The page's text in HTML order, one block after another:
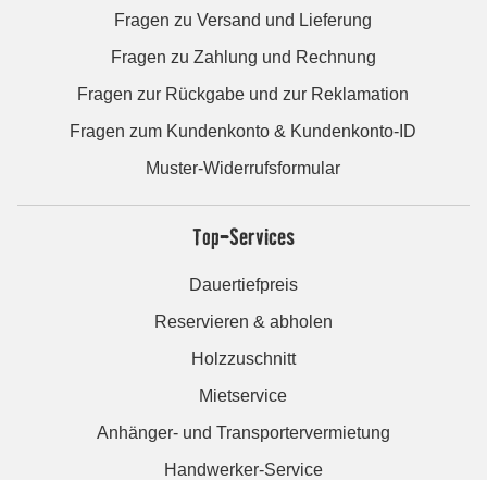
Fragen zu Versand und Lieferung
Fragen zu Zahlung und Rechnung
Fragen zur Rückgabe und zur Reklamation
Fragen zum Kundenkonto & Kundenkonto-ID
Muster-Widerrufsformular
Top-Services
Dauertiefpreis
Reservieren & abholen
Holzzuschnitt
Mietservice
Anhänger- und Transportervermietung
Handwerker-Service